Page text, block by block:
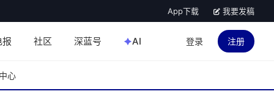
App下载 我要发稿
报 社区 深蓝号 AI 登录 注册
心